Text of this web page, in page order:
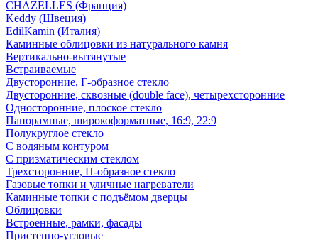
CHAZELLES (Франция)
Keddy (Швеция)
EdilKamin (Италия)
Каминные облицовки из натурального камня
Вертикально-вытянутые
Встраиваемые
Двусторонние, Г-образное стекло
Двусторонние, сквозные (double face), четырехсторонние
Односторонние, плоское стекло
Панорамные, широкоформатные, 16:9, 22:9
Полукруглое стекло
С водяным контуром
С призматическим стеклом
Трехсторонние, П-образное стекло
Газовые топки и уличные нагреватели
Каминные топки с подъёмом дверцы
Облицовки
Встроенные, рамки, фасады
Пристенно-угловые